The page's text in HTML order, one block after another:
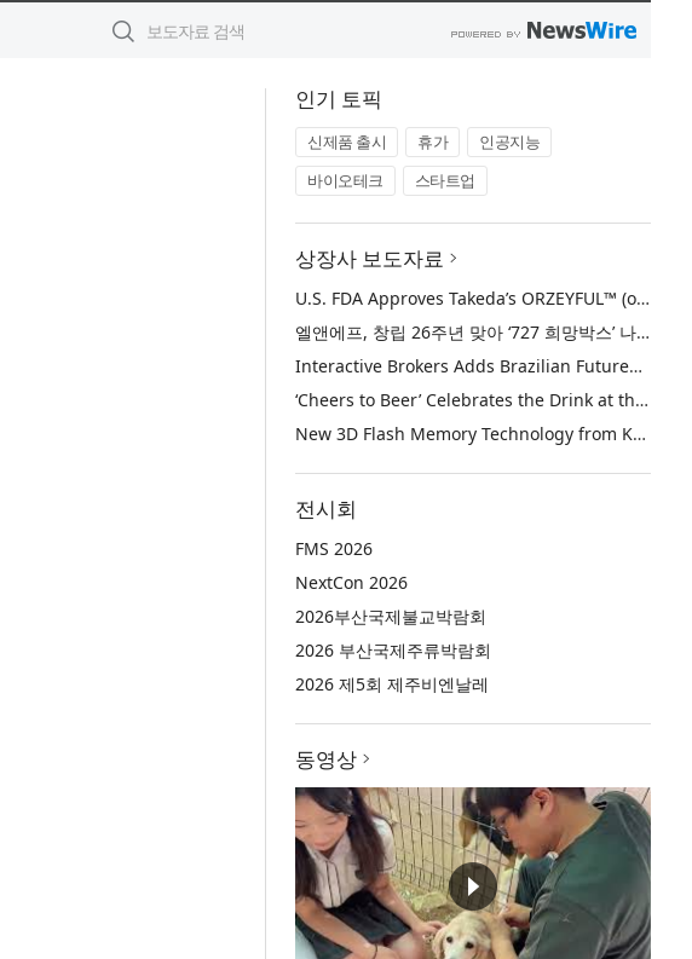
인기 토픽
신제품 출시 휴가
인공지능
바이오테크
스타트업
상장사 보도자료
U.S. FDA Approves Takeda’s ORZEYFUL™ (oveporexton), the First and Only Medicine to Treat the Underlying Cause of Narcolepsy Type 1
엘앤에프, 창립 26주년 맞아 ‘727 희망박스’ 나눔 캠페인 진행… 임직원과 함께 대구 지역사회 상생 실천
Interactive Brokers Adds Brazilian Futures through Brazil’s B3 Exchange
‘Cheers to Beer’ Celebrates the Drink at the Heart of Life’s Meaningful Moments
New 3D Flash Memory Technology from Kioxia and Sandisk Achieves Industry’s Highest Bit Density for QLC NAND
전시회
FMS 2026
NextCon 2026
2026부산국제불교박람회
2026 부산국제주류박람회
2026 제5회 제주비엔날레
동영상